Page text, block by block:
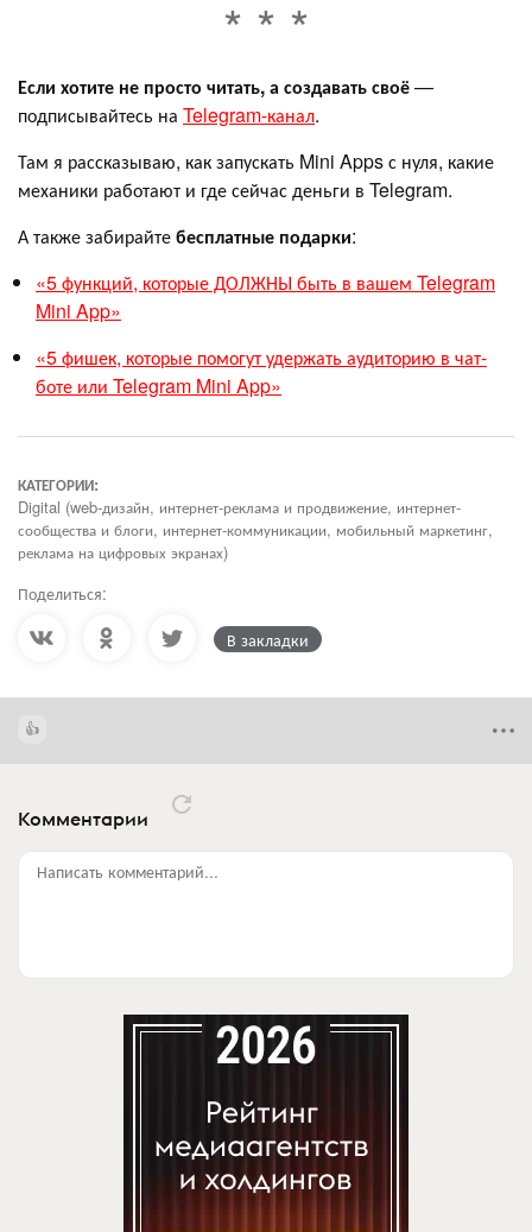
Если хотите не просто читать, а создавать своё—
подписывайтесь на Telegram-канал.
Там я рассказываю, как запускать Mini Apps с нуля, какие
механики работают и где сейчас деньги в Telegram.
А также забирайтебесплатные подарки:
«5 функций, которые ДОЛЖНЫ быть в вашем Telegram
Mini App»
«5 фишек, которые помогут удержать аудиторию в чат-
боте или Telegram Mini App»
КАТЕГОРИИ:
Digital (web-дизайн, интернет-реклама и продвижение, интернет-
сообщества и блоги, интернет-коммуникации, мобильный маркетинг,
реклама на цифровых экранах)
Поделиться:
В закладки
Комментарии
Написать комментарий...